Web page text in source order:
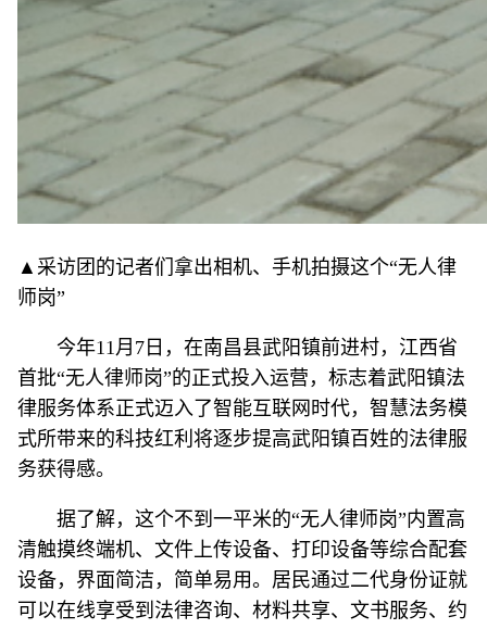
▲采访团的记者们拿出相机、手机拍摄这个“无人律
师岗”
今年11月7日，在南昌县武阳镇前进村，江西省
首批“无人律师岗”的正式投入运营，标志着武阳镇法
律服务体系正式迈入了智能互联网时代，智慧法务模
式所带来的科技红利将逐步提高武阳镇百姓的法律服
务获得感。
据了解，这个不到一平米的“无人律师岗”内置高
清触摸终端机、文件上传设备、打印设备等综合配套
设备，界面简洁，简单易用。居民通过二代身份证就
可以在线享受到法律咨询、材料共享、文书服务、约